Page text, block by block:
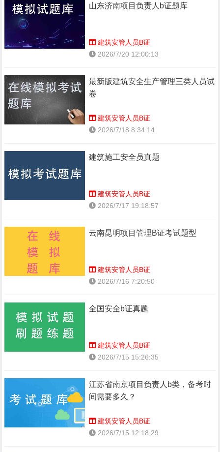
山东济南项目负责人b证题库
建筑安管人员B证
2026/7/20 12:00:13
最新版建筑安全生产管理三类人员试
卷
建筑安管人员B证
2026/7/18 8:34:14
建筑施工安全员真题
建筑安管人员B证
2026/7/17 19:18:57
云南昆明项目管理B证考试题型
建筑安管人员B证
2026/7/16 7:20:50
全国安全b证真题
建筑安管人员B证
2026/7/15 15:26:35
江苏省南京项目负责人b类，备考时
间需要多久？
建筑安管人员B证
2026/7/15 12:18:29